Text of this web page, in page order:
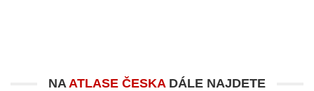
NAATLASE ČESKADÁLE NAJDETE